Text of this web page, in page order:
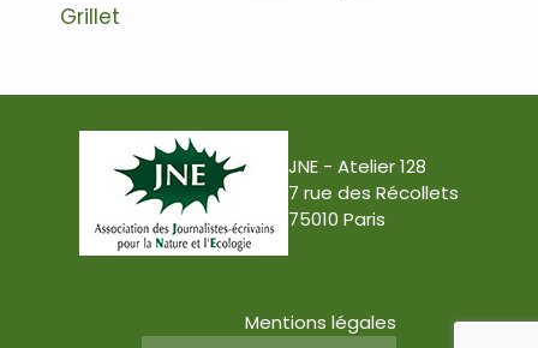
Grillet
JNE - Atelier 128
7 rue des Récollets
75010 Paris
Mentions légales